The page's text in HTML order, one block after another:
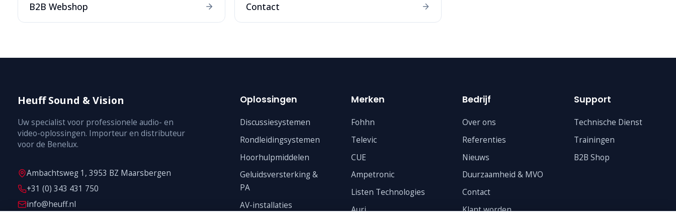
B2B Webshop Contact
Heuff Sound & Vision
Uw specialist voor professionele audio- en
video-oplossingen. Importeur en distributeur
voor de Benelux.
Ambachtsweg 1, 3953 BZ Maarsbergen
+31 (0) 343 431 750
info@heuff.nl
Oplossingen
Discussiesystemen
Rondleidingsystemen
Hoorhulpmiddelen
Geluidsversterking &
PA
AV-installaties
Merken
Fohhn
Televic
CUE
Ampetronic
Listen Technologies
Auri
Bedrijf
Over ons
Referenties
Nieuws
Duurzaamheid & MVO
Contact
Klant worden
Support
Technische Dienst
Trainingen
B2B Shop